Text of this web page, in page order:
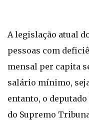
A legislação atual
pessoas com
mensal per capita
salário mínimo,
entanto, o
do Supremo